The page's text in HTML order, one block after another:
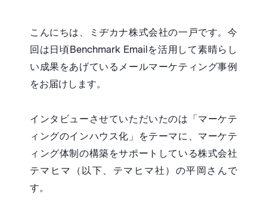
こんにちは、ミヂカナ株式会社の一戸です。今
回は日頃Benchmark Emailを活用して素晴らし
い成果をあげているメールマーケティング事例
をお届けします。
インタビューさせていただいたのは「マーケテ
ィングのインハウス化」をテーマに、マーケテ
ィング体制の構築をサポートしている株式会社
テマヒマ（以下、テマヒマ社）の平岡さんで
す。